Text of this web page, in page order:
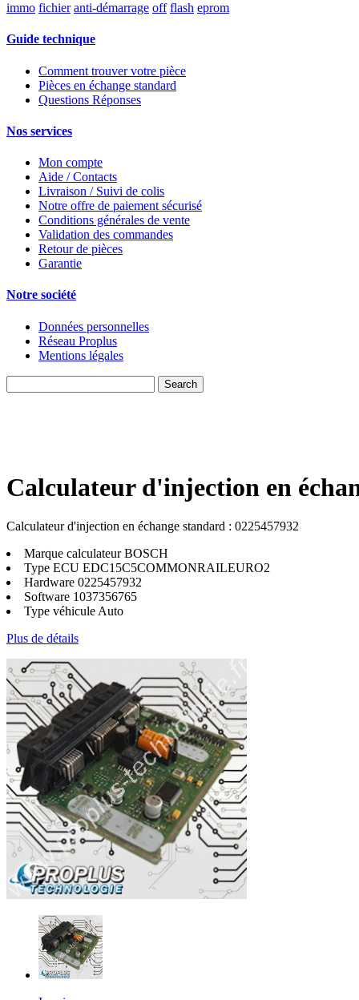
immo fichier anti-démarrage off flash eprom
Guide technique
Comment trouver votre pièce
Pièces en échange standard
Questions Réponses
Nos services
Mon compte
Aide / Contacts
Livraison / Suivi de colis
Notre offre de paiement sécurisé
Conditions générales de vente
Validation des commandes
Retour de pièces
Garantie
Notre société
Données personnelles
Réseau Proplus
Mentions légales
Calculateur d'injection en
Calculateur d'injection en échange standard : 0225457932
Marque calculateurBOSCH
Type ECU EDC15C5COMMONRAILEURO2
Hardware 0225457932
Software 1037356765
Type véhicule Auto
Plus de détails